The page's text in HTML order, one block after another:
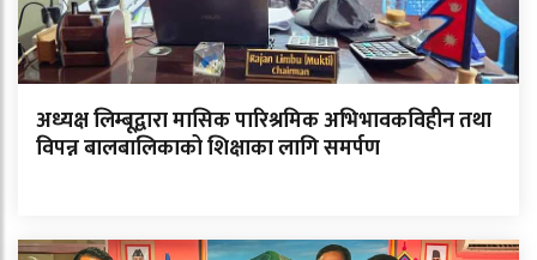
अध्यक्ष लिम्बूद्वारा मासिक पारिश्रमिक अभिभावकविहीन तथा
विपन्न बालबालिकाको शिक्षाका लागि समर्पण